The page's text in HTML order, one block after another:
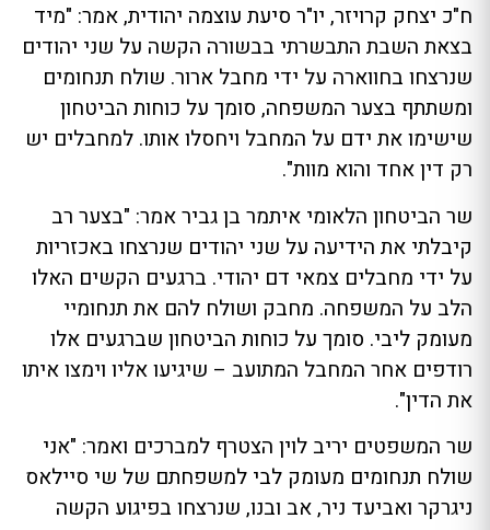
ח"כ יצחק קרויזר, יו"ר סיעת עוצמה יהודית, אמר: "מיד
בצאת השבת התבשרתי בבשורה הקשה על שני יהודים
שנרצחו בחווארה על ידי מחבל ארור. שולח תנחומים
ומשתתף בצער המשפחה, סומך על כוחות הביטחון
שישימו את ידם על המחבל ויחסלו אותו. למחבלים יש
רק דין אחד והוא מוות".
שר הביטחון הלאומי איתמר בן גביר אמר: "בצער רב
קיבלתי את הידיעה על שני יהודים שנרצחו באכזריות
על ידי מחבלים צמאי דם יהודי. ברגעים הקשים האלו
הלב על המשפחה. מחבק ושולח להם את תנחומיי
מעומק ליבי. סומך על כוחות הביטחון שברגעים אלו
רודפים אחר המחבל המתועב – שיגיעו אליו וימצו איתו
את הדין".
שר המשפטים יריב לוין הצטרף למברכים ואמר: "אני
שולח תנחומים מעומק לבי למשפחתם של שי סיילאס
ניגרקר ואביעד ניר, אב ובנו, שנרצחו בפיגוע הקשה